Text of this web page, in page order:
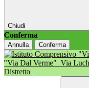
Chiudi
Conferma
Annulla Conferma
"Via Dal Verme" Via
Distretto